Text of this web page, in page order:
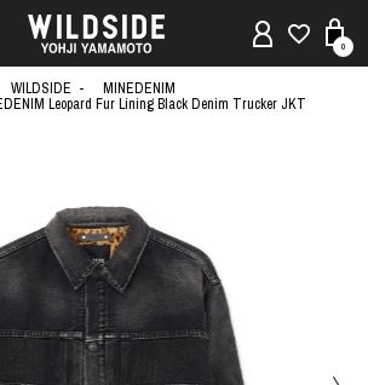
0
WILDSIDE
MINEDENIM
Leopard Fur Lining Black Denim Trucker JKT